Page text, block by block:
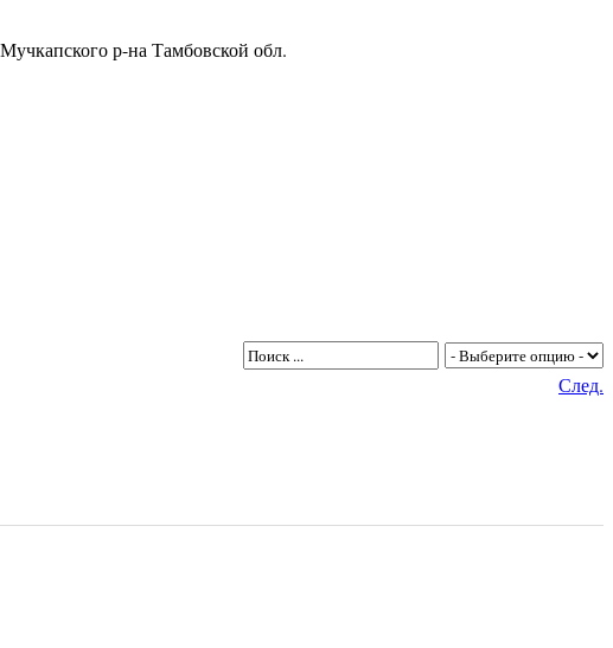
р-на Тамбовской обл.
След.